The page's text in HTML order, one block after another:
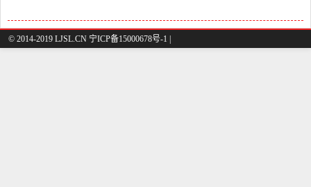
© 2014-2019 LJSL.CN 宁ICP备15000678号-1 |